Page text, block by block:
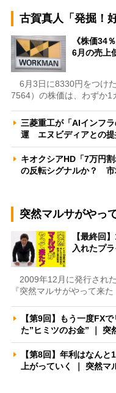
古賀真人「発掘！
《株価34
6月の売上
6月3日に8330円をつけ
7564）の株価は、わずか1
三菱重工が「AIインフ
運 エヌビディアとの
キオクシアHD「7万円
の反転シグナルか？
突然マルサがやっ
【最終回
入れたプ
2009年12月に発行され
『突然マルサがやって来
【第9回】もう一度FX
た”ヒミツのお金” ｜ 突
【第8回】年利はなん
上がっていく ｜ 突然